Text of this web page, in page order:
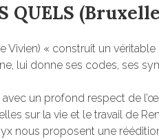
QUELS
Vivien) « construit un
lui donne ses codes, ses
avec un profond respect de
sur la vie et le travail de
nous proposent une